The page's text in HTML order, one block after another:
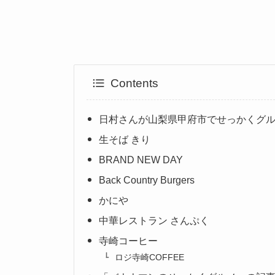
Contents
日村さんが山梨県甲府市でせっかくグル
生そば きり
BRAND NEW DAY
Back Country Burgers
かにや
中華レストラン さんぷく
寺崎コーヒー
ロジ寺崎COFFEE